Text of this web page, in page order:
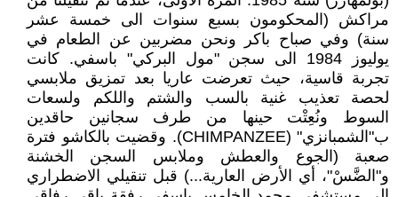
مراكش (المحكومون بسبع سنوات الى خمسة عشر
سنة) وفي صباح باكر ونحن مضربين عن الطعام في
يوليوز 1984 الى سجن "مول البركي" باسفي. كانت
تجربة قاسية، حيث تعرضت عاريا بعد تمزيق ملابسي
لحصة تعذيب غنية بالسب والشتم واللكم ولسعات
السوط ونُعِتْت حينها من طرف سجانين حاقدين
ب"الشمبانزي" (CHIMPANZEE). وقضيت بالكاشو فترة
صعبة (الجوع والعطش وملابس السجن الخشنة
و"الضَّسْ"، أي الأرض العارية...) قبل تنقيلي الاضطراري